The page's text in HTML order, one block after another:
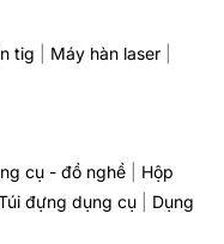
tig Máy hàn laser
cụ - đồ nghề
Hộp
đựng dụng cụ
Dụng